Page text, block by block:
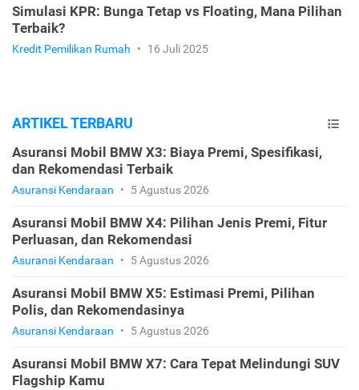
Simulasi KPR: Bunga Tetap vs Floating, Mana Pilihan
Terbaik?
Kredit Pemilikan Rumah • 16 Juli 2025
ARTIKEL TERBARU
Asuransi Mobil BMW X3: Biaya Premi, Spesifikasi,
dan Rekomendasi Terbaik
Asuransi Kendaraan • 5 Agustus 2026
Asuransi Mobil BMW X4: Pilihan Jenis Premi, Fitur
Perluasan, dan Rekomendasi
Asuransi Kendaraan • 5 Agustus 2026
Asuransi Mobil BMW X5: Estimasi Premi, Pilihan
Polis, dan Rekomendasinya
Asuransi Kendaraan • 5 Agustus 2026
Asuransi Mobil BMW X7: Cara Tepat Melindungi SUV
Flagship Kamu